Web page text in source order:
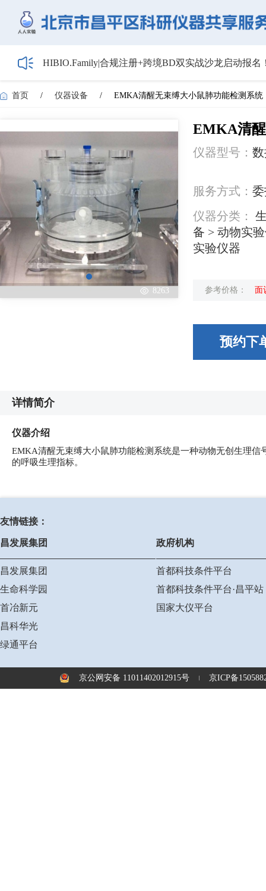
HIBIO.Family|合规注册+跨境BD双实战沙龙启动报名
【最新日程】2026年智慧电厂论坛议程首发！邀您4
关于召开2026年度昌平区高新技术企业培育工作会
首页 / 仪器设备 / EMKA清醒无束缚大小鼠肺功能检测系统
8263
EMKA清
仪器型号：
服务方式：
仪器分类：
备 > 动物实
实验仪器
参考价格： 面
预约下
详情简介
仪器介绍
EMKA清醒无束缚大小鼠肺功能检测系统是一种动物无创生理
的呼吸生理指标。
友情链接：
昌发展集团
昌发展集团
生命科学园
首冶新元
昌科华光
绿通平台
政府机构
首都科技条件平台
首都科技条件平台·昌平站
国家大仪平台
京公网安备 11011402012915号 京ICP备